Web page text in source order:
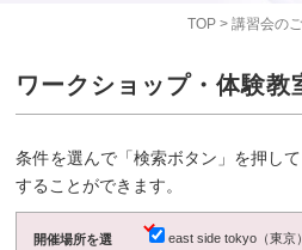
TOP> 講習会の
ワークショップ・体験教
条件を選んで「検索ボタン」を押し
することができます。
開催場所を選
east side tokyo（東京）